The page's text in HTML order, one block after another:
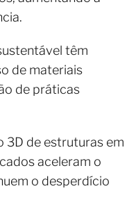
têm
de materiais
de práticas
3D de estruturas em
aceleram o
o desperdício